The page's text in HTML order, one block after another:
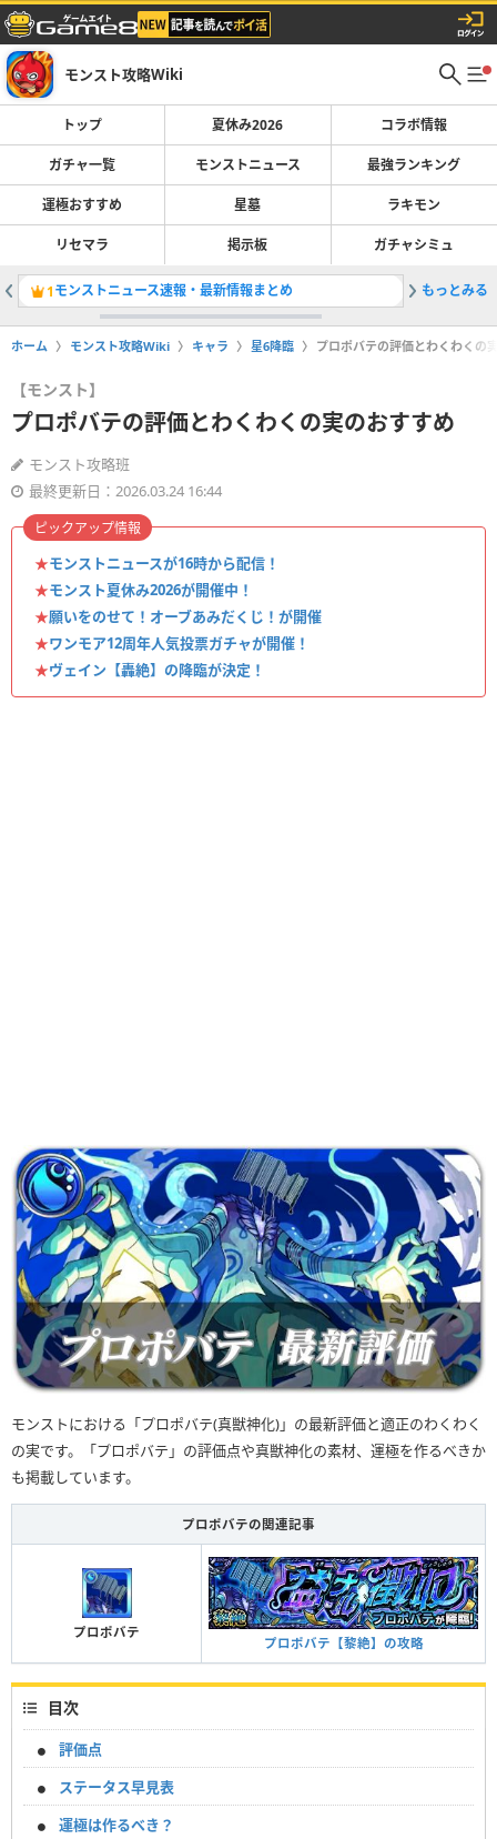
モンスト攻略Wiki
トップ 夏休み2026 コラボ情報
ガチャ一覧 モンストニュース 最強ランキング
運極おすすめ 星墓 ラキモン
リセマラ 掲示板 ガチャシミュ
1モンストニュース速報・最新情報まとめ 2最強キ
もっとみる
ホーム モンスト攻略Wiki キャラ 星6降臨 プロポバテの評価とわくわくの
【モンスト】
プロポバテの評価とわくわくの実のおすすめ
モンスト攻略班
最終更新日：2026.03.24 16:44
★モンストニュースが16時から配信！
★モンスト夏休み2026が開催中！
★願いをのせて！オーブあみだくじ！が開催
★ワンモア12周年人気投票ガチャが開催！
★ヴェイン【轟絶】の降臨が決定！
ピックアップ情報
モンストにおける「プロポバテ(真獣神化)」の最新評価と適正のわくわく
の実です。「プロポバテ」の評価点や真獣神化の素材、運極を作るべきか
も掲載しています。
プロポバテの関連記事
プロポバテ
プロポバテ【黎絶】の攻略
目次
評価点
ステータス早見表
運極は作るべき？